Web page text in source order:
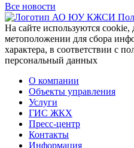
Все новости
На сайте используются cookie,
метоположении для сбора
характера, в соответствии с
персональный данных
О компании
Объекты управления
Услуги
ГИС ЖКХ
Пресс-центр
Контакты
Информация